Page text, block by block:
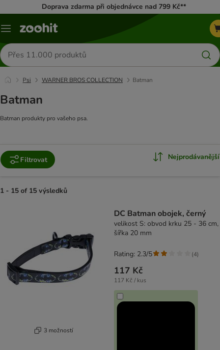
Doprava zdarma při objednávce nad 799 Kč**
Menu
Hledat
produkty
Psi WARNER BROS COLLECTION Batman
Batman
Batman produkty pro vašeho psa.
Filtrovat Nejprodávanější
1 - 15 of 15 výsledků
3 možností
DC Batman obojek, černý
velikost S: obvod krku 25 - 36 cm,
šířka 20 mm
117 Kč
117 Kč / kus
Rating: 2.3/5 (4)